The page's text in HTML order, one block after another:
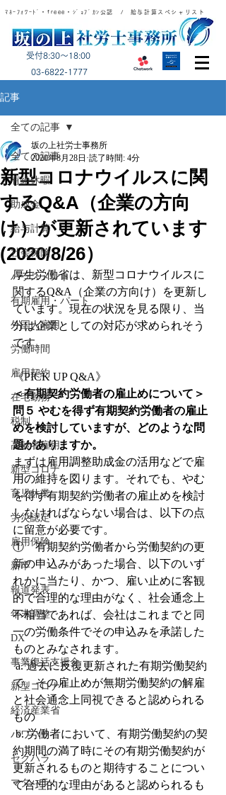
ﾏﾈｰﾌｫﾜｰﾄﾞ・freee・ｼﾞｮﾌﾞｶﾝ公認 / 給与計算スペシャリスト
受付8:30～18:00
​03-6822-1777
記事
全ての記事
有給休暇
助成金
給与計算
社会保険
ハラスメント
有期雇用・パート
外国人雇用
労働時間
雇用契約
在宅勤務
税制
高齢者雇用
新型コロナ
育児休業
労災認定
雇用保険
新卒
報道発表
年末調整
DX
事業復活支援金
新型コロナ
経済産業省
パワハラ
セクハラ
マタハラ
全ての記事
新型コロナウイルスに関
するQ&A（企業の方向
け）が更新されています
(2020/8/26）
坂の上社労士事務所
2020年8月28日 読了時間: 4分
厚生労働省は、新型コロナウイルスに
関するQ&A（企業の方向け）を更新し
ています。現在の状況を見る限り、当
分は企業としての対応が求められそう
です。
《PICK UP Q&A》
＜有期契約労働者の雇止めについて＞
問５ やむを得ず有期契約労働者の雇止
めを検討していますが、どのような問
題がありますか。
まずは雇用調整助成金の活用などで雇
用の維持を図ります。それでも、やむ
を得ず有期契約労働者の雇止めを検討
しなければならない場合は、以下の点
に留意が必要です。
①　有期契約労働者から労働契約の更
新の申込みがあった場合、以下のいず
れかに当たり、かつ、雇い止めに客観
的で合理的な理由がなく、社会通念上
不相当であれば、会社はこれまでと同
一の労働条件でその申込みを承諾した
ものとみなされます。
a. 過去に反復更新された有期労働契約
で、その雇止めが無期労働契約の解雇
と社会通念上同視できると認められる
もの
b. 労働者において、有期労働契約の契
約期間の満了時にその有期労働契約が
更新されるものと期待することについ
て合理的な理由があると認められるも